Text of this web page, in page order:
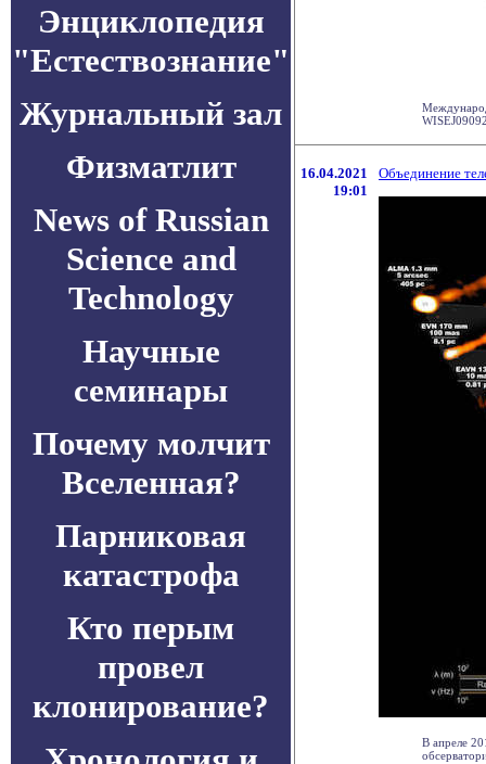
Энциклопедия
"Естествознание"
Журнальный зал
Физматлит
News of Russian
Science and
Technology
Научные
семинары
Почему молчит
Вселенная?
Парниковая
катастрофа
Кто перым
провел
клонирование?
16.04.2021
19:01
Объединение
В апреле